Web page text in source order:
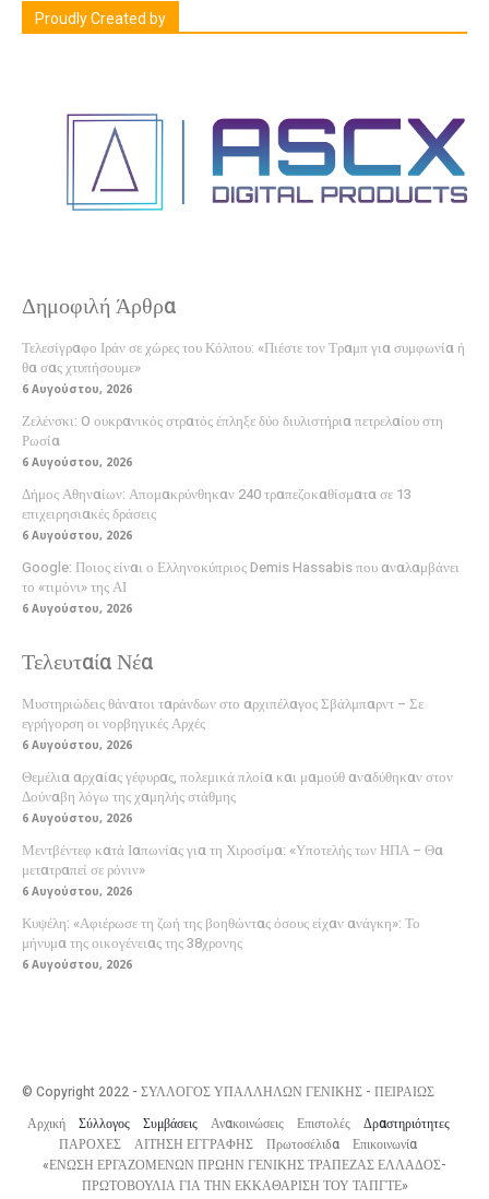
Proudly Created by
Δημοφιλή Άρθρα
Τελεσίγραφο Ιράν σε χώρες του Κόλπου: «Πιέστε τον Τραμπ για συμφωνία ή
θα σας χτυπήσουμε»
6 Αυγούστου, 2026
Ζελένσκι: O ουκρανικός στρατός έπληξε δύο διυλιστήρια πετρελαίου στη
Ρωσία
6 Αυγούστου, 2026
Δήμος Αθηναίων: Απομακρύνθηκαν 240 τραπεζοκαθίσματα σε 13
επιχειρησιακές δράσεις
6 Αυγούστου, 2026
Google: Ποιος είναι ο Ελληνοκύπριος Demis Hassabis που αναλαμβάνει
το «τιμόνι» της ΑΙ
6 Αυγούστου, 2026
Τελευταία Νέα
Μυστηριώδεις θάνατοι ταράνδων στο αρχιπέλαγος Σβάλμπαρντ – Σε
εγρήγορση οι νορβηγικές Αρχές
6 Αυγούστου, 2026
Θεμέλια αρχαίας γέφυρας, πολεμικά πλοία και μαμούθ αναδύθηκαν στον
Δούναβη λόγω της χαμηλής στάθμης
6 Αυγούστου, 2026
Μεντβέντεφ κατά Ιαπωνίας για τη Χιροσίμα: «Υποτελής των ΗΠΑ – Θα
μετατραπεί σε ρόνιν»
6 Αυγούστου, 2026
Κυψέλη: «Αφιέρωσε τη ζωή της βοηθώντας όσους είχαν ανάγκη»: Το
μήνυμα της οικογένειας της 38χρονης
6 Αυγούστου, 2026
© Copyright 2022 - ΣΥΛΛΟΓΟΣ ΥΠΑΛΛΗΛΩΝ ΓΕΝΙΚΗΣ - ΠΕΙΡΑΙΩΣ
Αρχική
Σύλλογος Συμβάσεις Ανακοινώσεις Επιστολές
Δραστηριότητες
ΠΑΡΟΧΕΣ
ΑΙΤΗΣΗ ΕΓΓΡΑΦΗΣ Πρωτοσέλιδα
Επικοινωνία
«ΕΝΩΣΗ ΕΡΓΑΖΟΜΕΝΩΝ ΠΡΩΗΝ ΓΕΝΙΚΗΣ ΤΡΑΠΕΖΑΣ ΕΛΛΑΔΟΣ-
ΠΡΩΤΟΒΟΥΛΙΑ ΓΙΑ ΤΗΝ ΕΚΚΑΘΑΡΙΣΗ ΤΟΥ ΤΑΠΓΤΕ»